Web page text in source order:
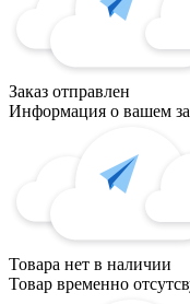
Заказ отправлен
Информация о вашем
Товара нет в наличии
Товар временно